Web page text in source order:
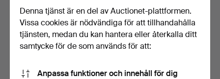
Denna tjänst är en del av Auctionet-plattformen.
Vissa cookies är nödvändiga för att tillhandahålla
tjänsten, medan du kan hantera eller återkalla ditt
samtycke för de som används för att:
Anpassa funktioner och innehåll för dig